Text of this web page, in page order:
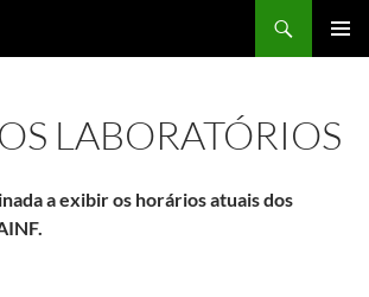
LABORATÓRIOS
a exibir os horários atuais dos